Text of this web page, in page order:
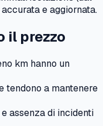
e aggiornata.
il prezzo
km hanno un
tendono a mantenere
assenza di incidenti